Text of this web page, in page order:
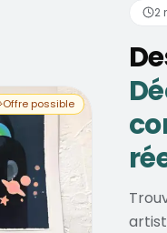
Offre possible
2